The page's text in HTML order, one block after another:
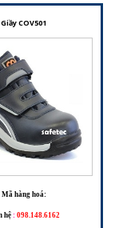
Giầy COV501
Mã hàng hoá:
hệ : 098.148.6162